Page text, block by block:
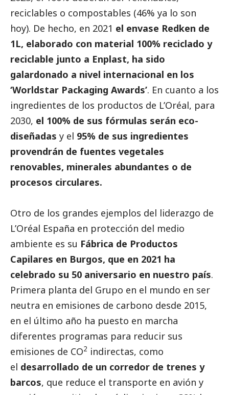
reciclables o compostables (46% ya lo son
hoy). De hecho, en 2021 el envase Redken de
1L, elaborado con material 100% reciclado y
reciclable junto a Enplast, ha sido
galardonado a nivel internacional en los
‘Worldstar Packaging Awards’. En cuanto a los
ingredientes de los productos de L’Oréal, para
2030, el 100% de sus fórmulas serán eco-
diseñadas y el 95% de sus ingredientes
provendrán de fuentes vegetales
renovables, minerales abundantes o de
procesos circulares.
Otro de los grandes ejemplos del liderazgo de
L’Oréal España en protección del medio
ambiente es su Fábrica de Productos
Capilares en Burgos, que en 2021 ha
celebrado su 50 aniversario en nuestro país.
Primera planta del Grupo en el mundo en ser
neutra en emisiones de carbono desde 2015,
en el último año ha puesto en marcha
diferentes programas para reducir sus
emisiones de CO2 indirectas, como
el desarrollado de un corredor de trenes y
barcos, que reduce el transporte en avión y